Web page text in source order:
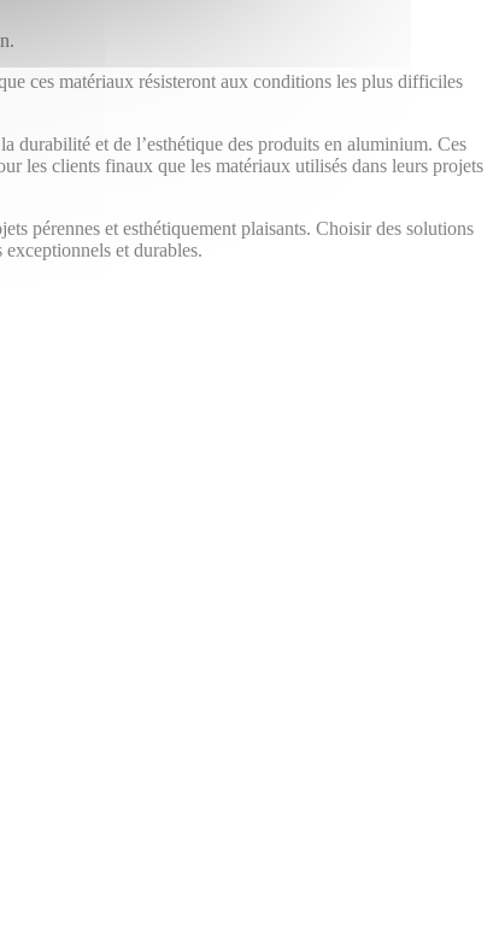
ces matériaux résisteront aux conditions les plus difficiles
durabilité et de l’esthétique des produits en aluminium. Ces
les clients finaux que les matériaux utilisés dans leurs projets
pérennes et esthétiquement plaisants. Choisir des solutions
et durables.